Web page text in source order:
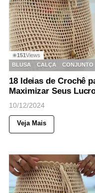
◉151Views
BLUSA
CALÇA CONJUNTO
18 Ideias de Crochê
Maximizar Seus
10/12/2024
Veja Mais